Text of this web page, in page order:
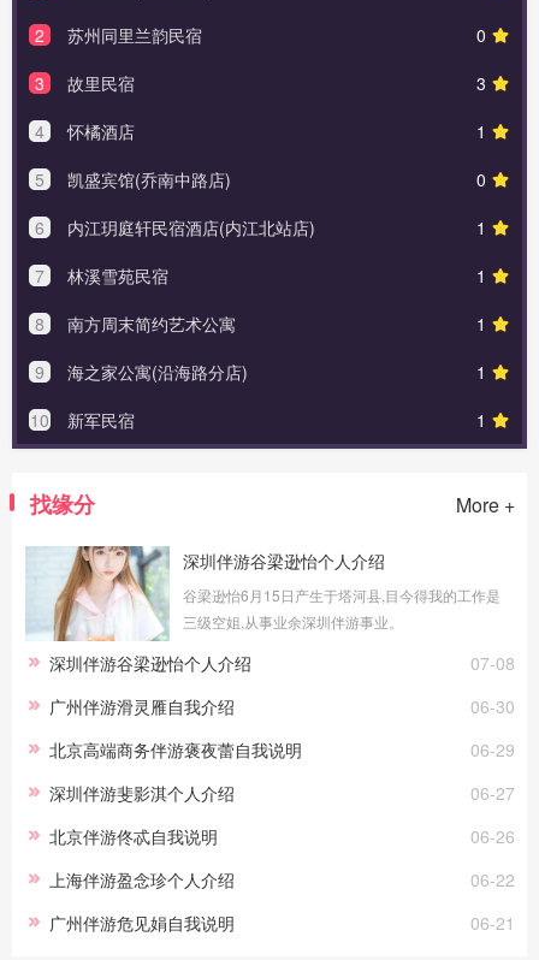
0
2
苏州同里兰韵民宿
3
3
故里民宿
1
4
怀橘酒店
0
5
凯盛宾馆(乔南中路店)
1
6
内江玥庭轩民宿酒店(内江北站店)
1
7
林溪雪苑民宿
1
8
南方周末简约艺术公寓
1
9
海之家公寓(沿海路分店)
1
10 新军民宿
找缘分 More +
深圳伴游谷梁逊怡个人介绍
谷梁逊怡6月15日产生于塔河县,目今得我的工作是
三级空姐,从事业余深圳伴游事业。
07-08
深圳伴游谷梁逊怡个人介绍
06-30
广州伴游滑灵雁自我介绍
06-29
北京高端商务伴游褒夜蕾自我说明
06-27
深圳伴游斐影淇个人介绍
06-26
北京伴游佟忒自我说明
06-22
上海伴游盈念珍个人介绍
06-21
广州伴游危见娟自我说明